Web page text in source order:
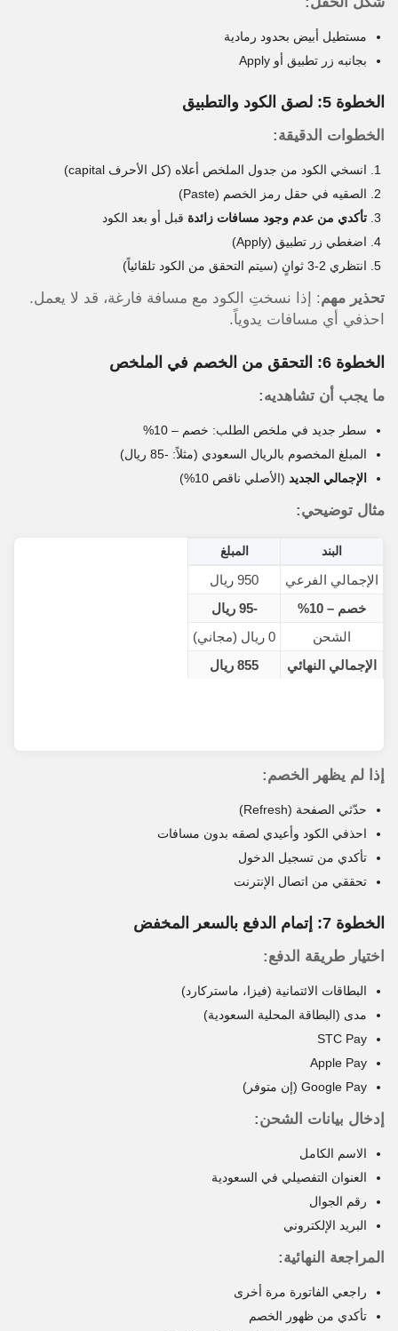
مستطيل أبيض بحدود رمادية
بجانبه زر تطبيق أو Apply
الخطوة 5: لصق الكود والتطبيق
الخطوات الدقيقة:
انسخي الكود من جدول الملخص أعلاه (كل الأحرف capital)
الصقيه في حقل رمز الخصم (Paste)
تأكدي من عدم وجود مسافات زائدة قبل أو بعد الكود
اضغطي زر تطبيق (Apply)
انتظري 2-3 ثوانٍ (سيتم التحقق من الكود تلقائياً)
تحذير مهم: إذا نسختِ الكود مع مسافة فارغة، قد لا يعمل.
احذفي أي مسافات يدوياً.
الخطوة 6: التحقق من الخصم في الملخص
ما يجب أن تشاهديه:
سطر جديد في ملخص الطلب: خصم – 10%
المبلغ المخصوم بالريال السعودي (مثلاً: -85 ريال)
الإجمالي الجديد (الأصلي ناقص 10%)
مثال توضيحي:
البند المبلغ
الإجمالي الفرعي
950 ريال
خصم – 10%
-95 ريال
الشحن
0 ريال (مجاني)
الإجمالي النهائي
855 ريال
إذا لم يظهر الخصم:
حدّثي الصفحة (Refresh)
احذفي الكود وأعيدي لصقه بدون مسافات
تأكدي من تسجيل الدخول
تحققي من اتصال الإنترنت
الخطوة 7: إتمام الدفع بالسعر المخفض
اختيار طريقة الدفع:
البطاقات الائتمانية (فيزا، ماستركارد)
مدى (البطاقة المحلية السعودية)
STC Pay
Apple Pay
Google Pay (إن متوفر)
إدخال بيانات الشحن:
الاسم الكامل
العنوان التفصيلي في السعودية
رقم الجوال
البريد الإلكتروني
المراجعة النهائية:
راجعي الفاتورة مرة أخرى
تأكدي من ظهور الخصم